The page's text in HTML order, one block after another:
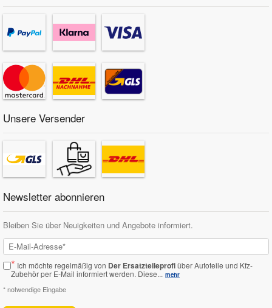
Unsere Versender
Newsletter abonnieren
Bleiben Sie über Neuigkeiten und Angebote informiert.
* Ich möchte regelmäßig von Der Ersatzteileprofiüber Autoteile und Kfz-
Zubehör per E-Mail informiert werden. Diese... mehr
* notwendige Eingabe